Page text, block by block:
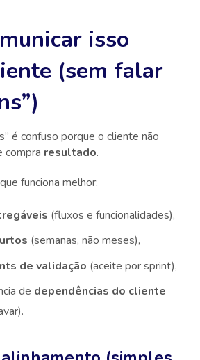
isso
(sem falar
é confuso porque o cliente não
compra resultado.
funciona melhor:
(fluxos e funcionalidades),
(semanas, não meses),
de validação (aceite por sprint),
de dependências do cliente